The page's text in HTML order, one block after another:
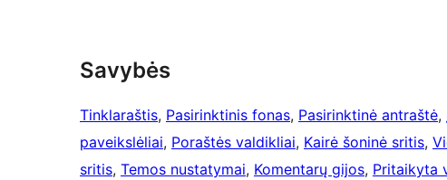
Savybės
Tinklaraštis, Pasirinktinis fonas, Pasirinktinė antraštė,
paveikslėliai, Poraštės valdikliai, Kairė šoninė sritis,
sritis, Temos nustatymai, Komentarų gijos, Pritaikyta